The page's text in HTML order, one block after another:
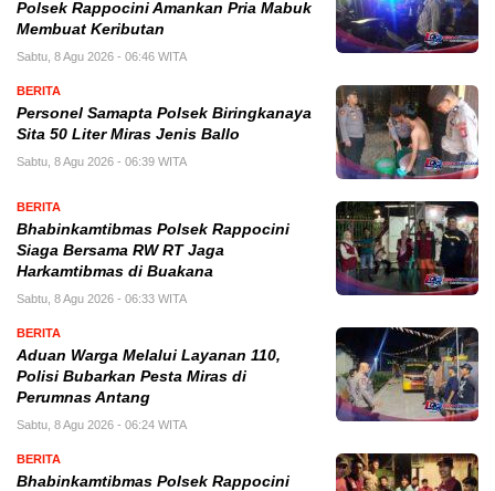
Polsek Rappocini Amankan Pria Mabuk
Membuat Keributan
Sabtu, 8 Agu 2026 - 06:46 WITA
BERITA
Personel Samapta Polsek Biringkanaya
Sita 50 Liter Miras Jenis Ballo
Sabtu, 8 Agu 2026 - 06:39 WITA
BERITA
Bhabinkamtibmas Polsek Rappocini
Siaga Bersama RW RT Jaga
Harkamtibmas di Buakana
Sabtu, 8 Agu 2026 - 06:33 WITA
BERITA
Aduan Warga Melalui Layanan 110,
Polisi Bubarkan Pesta Miras di
Perumnas Antang
Sabtu, 8 Agu 2026 - 06:24 WITA
BERITA
Bhabinkamtibmas Polsek Rappocini